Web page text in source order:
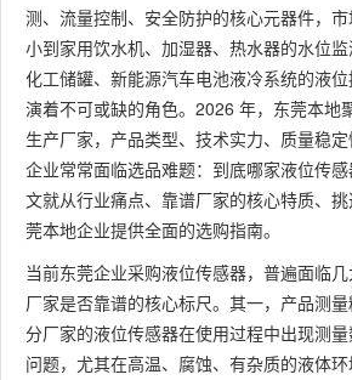
测、流量控制、安全防护的核心元器件，市
小到家用饮水机、加湿器、热水器的水位监
化工储罐、新能源汽车电池液冷系统的液
演着不可或缺的角色。2026 年，东莞本地
生产厂家，产品类型、技术实力、质量稳
企业常常面临选品难题：到底哪家液位传
文就从行业痛点、靠谱厂家的核心特质、
莞本地企业提供全面的选购指南。
当前东莞企业采购液位传感器，普遍面临
厂家是否靠谱的核心标尺。其一，产品测
分厂家的液位传感器在使用过程中出现测
问题，尤其在高温、腐蚀、有杂质的液体